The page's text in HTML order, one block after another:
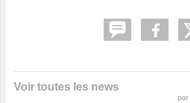
Voir toutes les news
par